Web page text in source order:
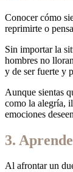
Conocer cómo
reprimirte o
Sin importar la
hombres no
y de ser fuerte y
Aunque sientas
como la alegría,
emociones
3.
Al afrontar un